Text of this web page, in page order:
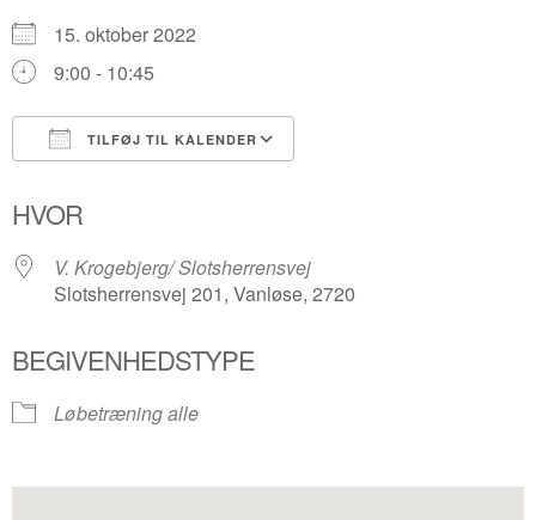
15. oktober 2022
9:00 - 10:45
TILFØJ TIL KALENDER
HVOR
V. Krogebjerg/ Slotsherrensvej
Slotsherrensvej 201, Vanløse, 2720
BEGIVENHEDSTYPE
Løbetræning alle